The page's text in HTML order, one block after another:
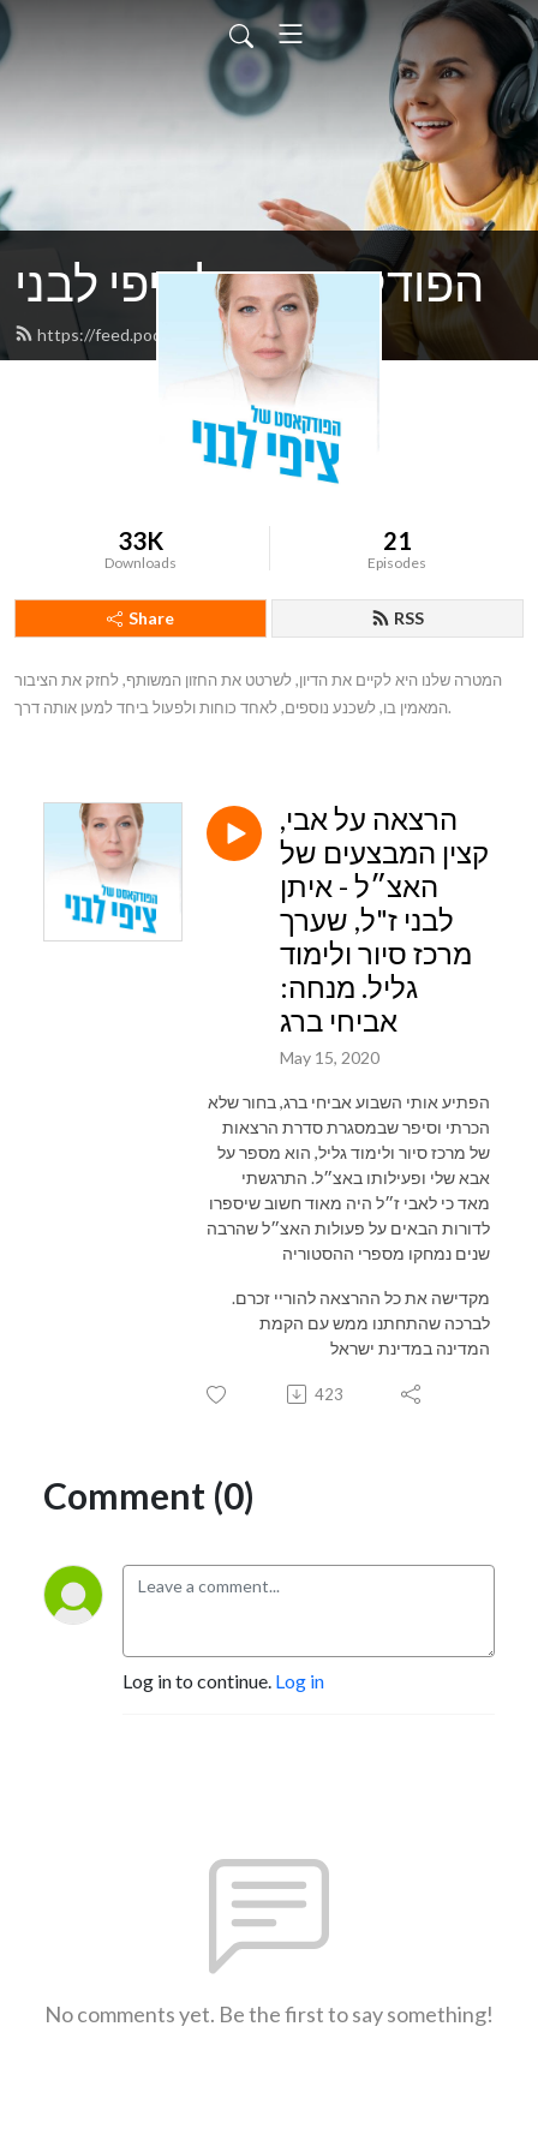
הפודקאסט של ציפי לבני
https://feed.podbean.com/tzipilivnI/feed.xml
33K
Downloads
21
Episodes
Share RSS
המטרה שלנו היא לקיים את הדיון, לשרטט את החזון המשותף, לחזק את הציבור
המאמין בו, לשכנע נוספים, לאחד כוחות ולפעול ביחד למען אותה דרך.
הרצאה על אבי,
קצין המבצעים של
האצ״ל - איתן
לבני ז"ל, שערך
מרכז סיור ולימוד
גליל. מנחה:
אביחי ברג
May 15, 2020
הפתיע אותי השבוע אביחי ברג, בחור שלא
הכרתי וסיפר שבמסגרת סדרת הרצאות
של מרכז סיור ולימוד גליל, הוא מספר על
אבא שלי ופעילותו באצ״ל. התרגשתי
מאד כי לאבי ז״ל היה מאוד חשוב שיספרו
לדורות הבאים על פעולות האצ״ל שהרבה
שנים נמחקו מספרי ההסטוריה
.מקדישה את כל ההרצאה להוריי זכרם
לברכה שהתחתנו ממש עם הקמת
המדינה במדינת ישראל
423
Comment (0)
Log in to continue. Log in
No comments yet. Be the first to say something!